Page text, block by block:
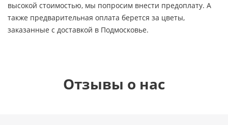
высокой стоимостью, мы попросим внести предоплату. А
также предварительная оплата берется за цветы,
заказанные с доставкой в Подмосковье.
Отзывы о нас